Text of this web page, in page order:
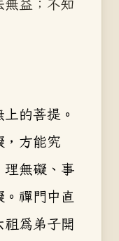
益；不知
的菩提。
，方能究
無礙、事
禪門中直
為弟子開